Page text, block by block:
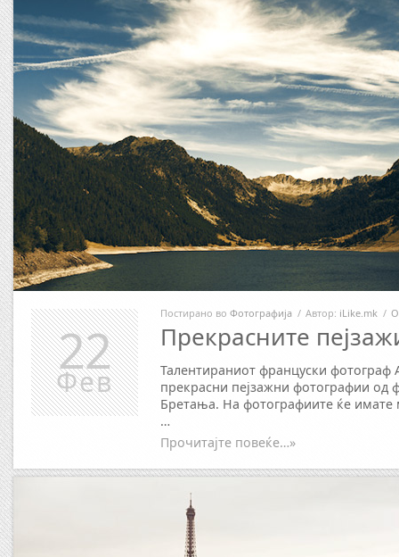
Постирано во Фотографија / Автор: iLike.mk /
Прекрасните
Талентираниот француски
прекрасни пејзажни фотографии од
Бретања. На фотографиите ќе имате
…
Прочитајте повеќе…»
22
Фев